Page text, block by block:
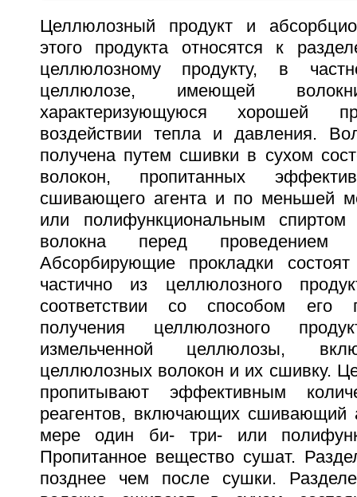
Целлюлозный продукт и
этого продукта относятся к
целлюлозному продукту, в
целлюлозе, имеющей
характеризующуюся хорошей
воздействии тепла и давления.
получена путем сшивки в сухом
волокон, пропитанных
сшивающего агента и по меньшей
или полифункциональным
волокна перед проведением
Абсорбирующие прокладки
частично из целлюлозного
соответствии со способом его
получения целлюлозного
измельченной целлюлозы,
целлюлозных волокон и их сшивку.
пропитывают эффективным
реагентов, включающих сшивающий
мере один би- три- или
Пропитанное вещество сушат.
позднее чем после сушки.